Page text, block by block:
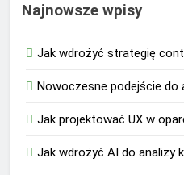
Najnowsze wpisy
Jak wdrożyć strategię
Nowoczesne podejście do
Jak projektować UX w
Jak wdrożyć AI do analizy